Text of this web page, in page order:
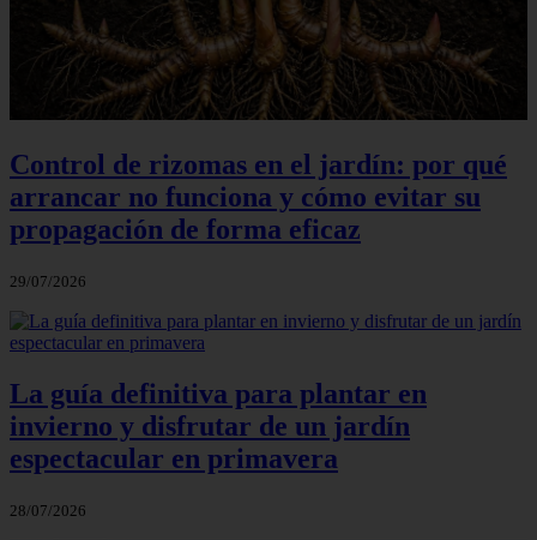
Control de rizomas en el jardín: por qué
arrancar no funciona y cómo evitar su
propagación de forma eficaz
29/07/2026
La guía definitiva para plantar en
invierno y disfrutar de un jardín
espectacular en primavera
28/07/2026